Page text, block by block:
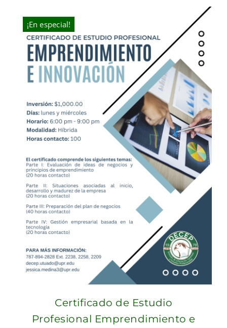
¡En especial!
Certificado de Estudio
Profesional Emprendimiento e